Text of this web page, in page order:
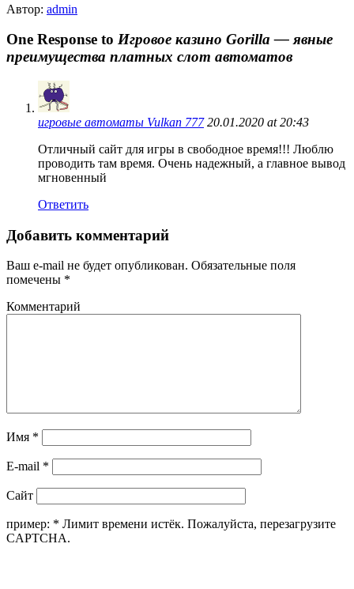
Автор: admin
One Response to Игровое казино Gorilla — явные
преимущества платных слот автоматов
игровые автоматы Vulkan 777 20.01.2020 at 20:43
Отличный сайт для игры в свободное время!!! Люблю
проводить там время. Очень надежный, а главное вывод
мгновенный
Ответить
Добавить комментарий
Ваш e-mail не будет опубликован. Обязательные поля
помечены *
Комментарий
Имя *
E-mail *
Сайт
пример: * Лимит времени истёк. Пожалуйста, перезагрузите
CAPTCHA.